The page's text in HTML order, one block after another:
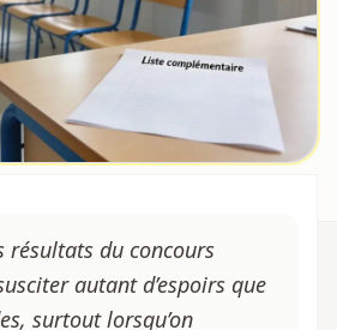
résultats du concours
autant d’espoirs que
surtout lorsqu’on